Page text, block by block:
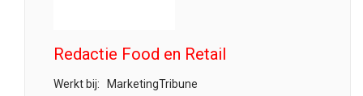
Redactie Food en Retail
Werkt bij:
MarketingTribune